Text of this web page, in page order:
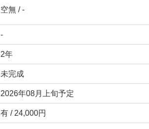
空無 / -
-
2年
未完成
2026年08月上旬予定
有 / 24,000円